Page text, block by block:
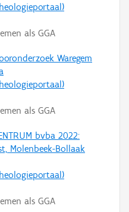
als GGA
Waregem
als GGA
bvba 2022:
Molenbeek-Bollaak
als GGA